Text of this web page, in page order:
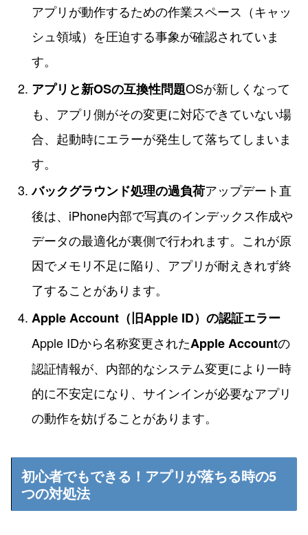
アプリが動作するための作業スペース（キャッ
シュ領域）を圧迫する事象が確認されていま
す。
アプリと新OSの互換性問題OSが新しくなって
も、アプリ側がその変更に対応できていない場
合、起動時にエラーが発生して落ちてしまいま
す。
バックグラウンド処理の過負荷アップデート直
後は、iPhone内部で写真のインデックス作成や
データの最適化が裏側で行われます。これが原
因でメモリ不足に陥り、アプリが耐えきれず終
了することがあります。
Apple Account（旧Apple ID）の認証エラー
Apple IDから名称変更されたApple Accountの
認証情報が、内部的なシステム変更により一時
的に不安定になり、サインインが必要なアプリ
の動作を妨げることがあります。
初心者でもできる！アプリが落ちる時の5
つの対処法